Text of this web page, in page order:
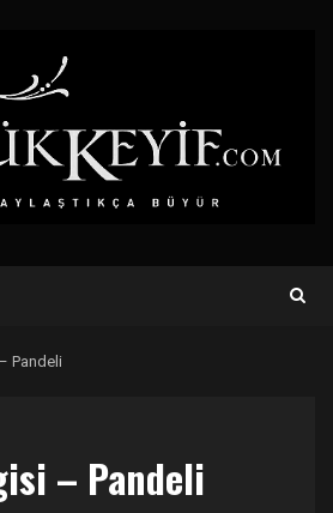
Pandeli
– Pandeli